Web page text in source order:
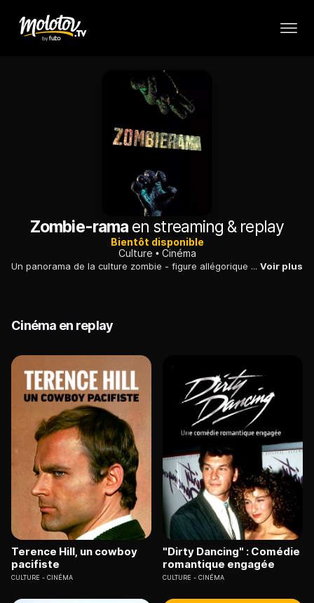
Zombie-rama en streaming & replay
Bientôt disponible
Culture
Cinéma
Un panorama de la culture zombie - figure allégorique antimilitariste ou métaphore de la société de consommation - pour explorer en détails le monde des macchabées mordeurs. Voir plus
Cinéma en replay
Terence Hill, un cowboy
pacifiste
CULTURE CINÉMA
"Dirty Dancing" : Comédie
romantique engagée
CULTURE CINÉMA